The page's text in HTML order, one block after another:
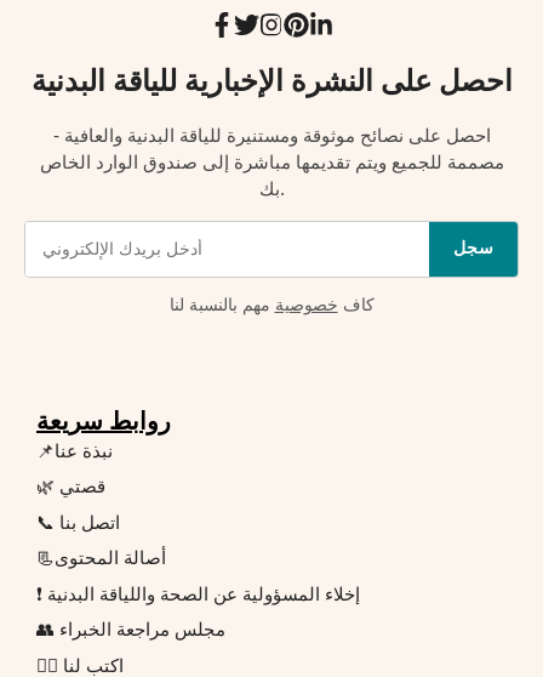
احصل على النشرة الإخبارية للياقة البدنية
احصل على نصائح موثوقة ومستنيرة للياقة البدنية والعافية -
مصممة للجميع ويتم تقديمها مباشرة إلى صندوق الوارد الخاص
بك.
سجل
كاف خصوصية مهم بالنسبة لنا
روابط سريعة
📌نبذة عنا
🌿 قصتي
📞 اتصل بنا
📃أصالة المحتوى
❗ إخلاء المسؤولية عن الصحة واللياقة البدنية
👥 مجلس مراجعة الخبراء
✍🏻 اكتب لنا